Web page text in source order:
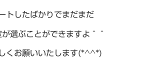
トしたばかりでまだまだ
選ぶことができますよ＾＾
くお願いいたします(*^^*)